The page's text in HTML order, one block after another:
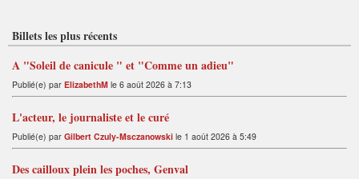
Billets les plus récents
A "Soleil de canicule " et "Comme un adieu"
Publié(e) par ElizabethM le 6 août 2026 à 7:13
L'acteur, le journaliste et le curé
Publié(e) par Gilbert Czuly-Msczanowski le 1 août 2026 à 5:49
Des cailloux plein les poches, Genval